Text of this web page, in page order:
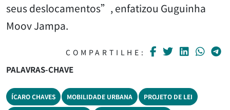
seus deslocamentos”, enfatizou Guguinha
Moov Jampa.
COMPARTILHE:
PALAVRAS-CHAVE
ÍCARO CHAVES MOBILIDADE URBANA PROJETO DE LEI